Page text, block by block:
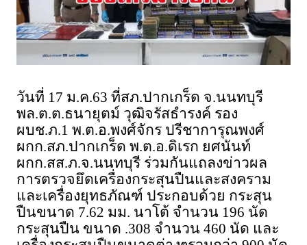
วันที่ 17 ม.ค.63 ที่สภ.ปากเกร็ด จ.นนทบุรี
พล.ต.ต.ธนายุตม์ วุฒิจรัสธำรงค์ รอง
ผบช.ภ.1 พ.ต.อ.พงศ์จักร ปรีชาการุณพงศ์
ผกก.สภ.ปากเกร็ด พ.ต.อ.ดิเรก ยศนันท์
ผกก.สส.ภ.จ.นนทบุรี ร่วมกันแถลงข่าวผล
การตรวจยึดเครื่องกระสุนปืนและสงคราม
และเครื่องยุทธภัณฑ์ ประกอบด้วย กระสุน
ปืนขนาด 7.62 มม. นาโต้ จำนวน 196 นัด
กระสุนปืน ขนาด .308 จำนวน 460 นัด และ